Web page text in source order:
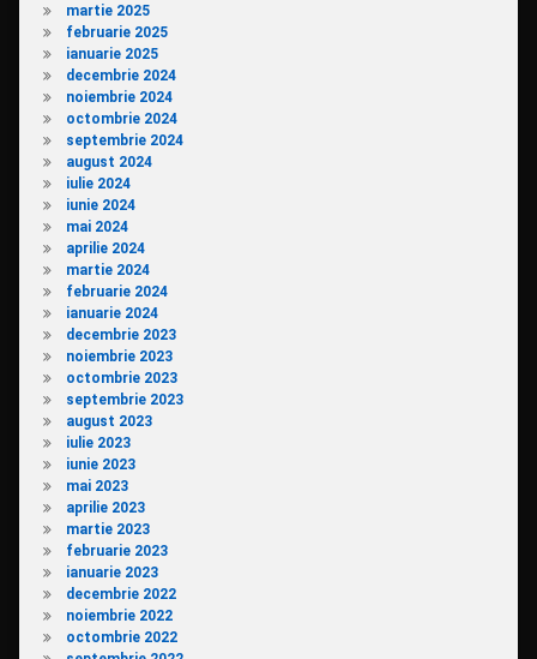
martie 2025
februarie 2025
ianuarie 2025
decembrie 2024
noiembrie 2024
octombrie 2024
septembrie 2024
august 2024
iulie 2024
iunie 2024
mai 2024
aprilie 2024
martie 2024
februarie 2024
ianuarie 2024
decembrie 2023
noiembrie 2023
octombrie 2023
septembrie 2023
august 2023
iulie 2023
iunie 2023
mai 2023
aprilie 2023
martie 2023
februarie 2023
ianuarie 2023
decembrie 2022
noiembrie 2022
octombrie 2022